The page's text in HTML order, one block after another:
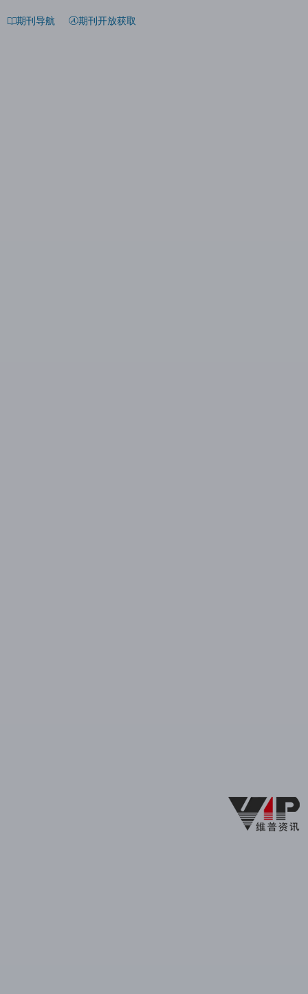
期刊导航 期刊开放获取